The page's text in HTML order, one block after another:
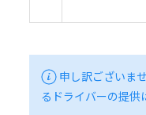
申し訳ございま
るドライバーの提供